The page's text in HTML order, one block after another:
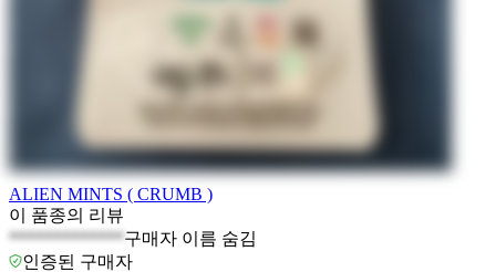
ALIEN MINTS ( CRUMB )
이 품종의 리뷰
*************구매자 이름 숨김
인증된 구매자